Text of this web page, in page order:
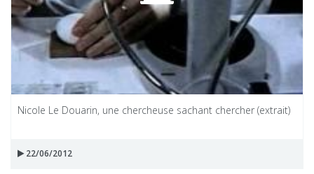
Nicole Le Douarin, une chercheuse sachant chercher (extrait)
22/06/2012